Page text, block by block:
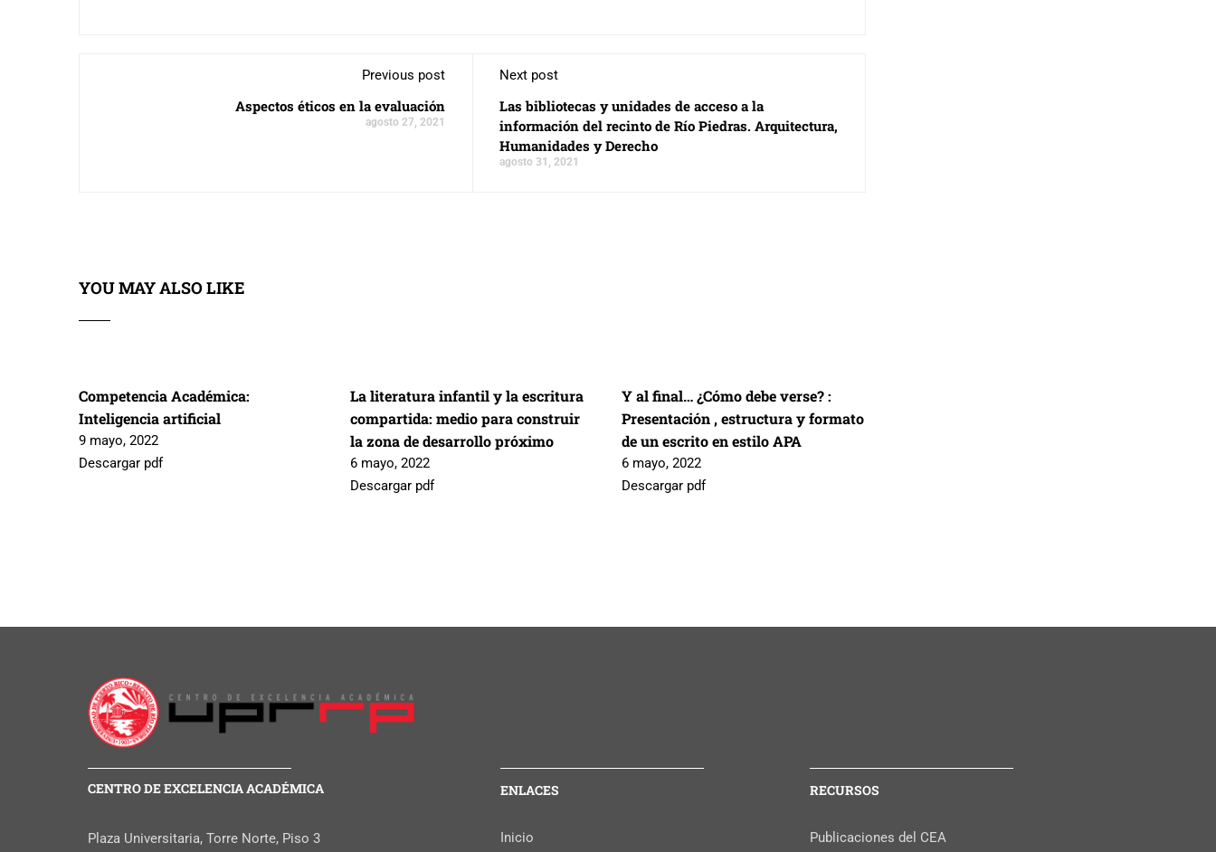
Previous post
Aspectos éticos en la evaluación
agosto 27, 2021
Next post
Las bibliotecas y unidades de acceso a la
información del recinto de Río Piedras. Arquitectura,
Humanidades y Derecho
agosto 31, 2021
YOU MAY ALSO LIKE
Competencia Académica:
Inteligencia artificial
9 mayo, 2022
Descargar pdf
La literatura infantil y la escritura
compartida: medio para construir
la zona de desarrollo próximo
6 mayo, 2022
Descargar pdf
Y al final… ¿Cómo debe verse? :
Presentación , estructura y formato
de un escrito en estilo APA
6 mayo, 2022
Descargar pdf
CENTRO DE EXCELENCIA ACADÉMICA
Plaza Universitaria, Torre Norte, Piso 3
ENLACES
Inicio
RECURSOS
Publicaciones del CEA